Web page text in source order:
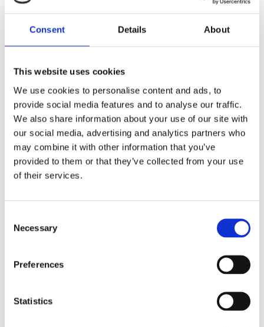
Consent Details About
This website uses cookies
We use cookies to personalise content and ads, to
provide social media features and to analyse our traffic.
We also share information about your use of our site with
our social media, advertising and analytics partners who
may combine it with other information that you’ve
provided to them or that they’ve collected from your use
of their services.
Selection
Necessary
Preferences
Statistics
IZABERITE VELIČINU
Cloud Stride